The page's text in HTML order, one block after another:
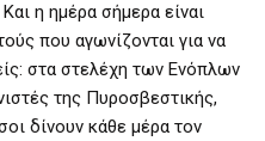
η ημέρα σήμερα είναι
που αγωνίζονται για να
στα στελέχη των Ενόπλων
της Πυροσβεστικής,
δίνουν κάθε μέρα τον